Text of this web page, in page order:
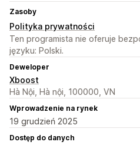
Zasoby
Polityka prywatności
Ten programista nie oferuje
języku: Polski.
Deweloper
Xboost
Hà Nội, Hà nội, 100000, VN
Wprowadzenie na rynek
19 grudzień 2025
Dostęp do danych